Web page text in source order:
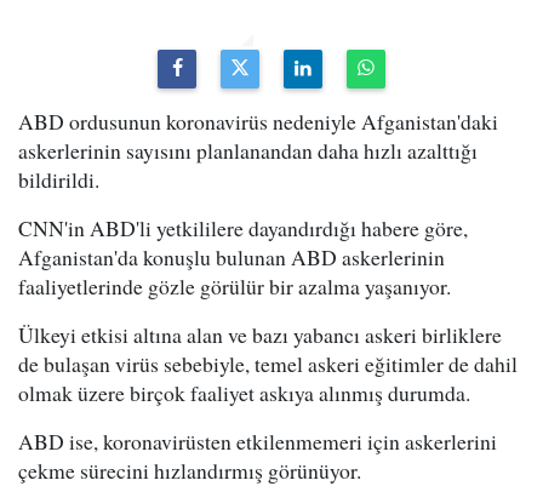
ABD ordusunun koronavirüs nedeniyle Afganistan'daki
askerlerinin sayısını planlanandan daha hızlı azalttığı
bildirildi.
CNN'in ABD'li yetkililere dayandırdığı habere göre,
Afganistan'da konuşlu bulunan ABD askerlerinin
faaliyetlerinde gözle görülür bir azalma yaşanıyor.
Ülkeyi etkisi altına alan ve bazı yabancı askeri birliklere
de bulaşan virüs sebebiyle, temel askeri eğitimler de dahil
olmak üzere birçok faaliyet askıya alınmış durumda.
ABD ise, koronavirüsten etkilenmemeri için askerlerini
çekme sürecini hızlandırmış görünüyor.